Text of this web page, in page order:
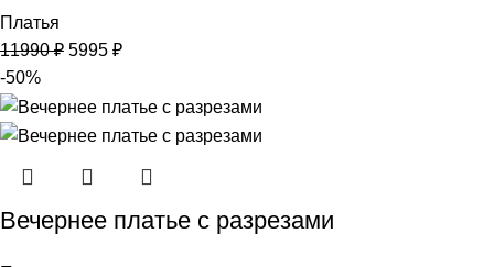
Платья
11990₽ 5995 ₽
-50%
Вечернее платье с разрезами